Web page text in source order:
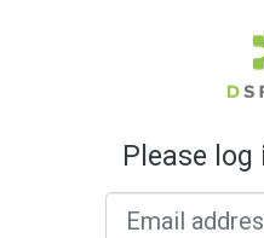
Please log